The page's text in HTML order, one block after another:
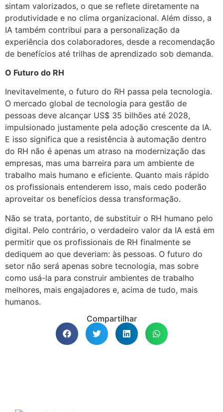
sintam valorizados, o que se reflete diretamente na
produtividade e no clima organizacional. Além disso, a
IA também contribui para a personalização da
experiência dos colaboradores, desde a recomendação
de benefícios até trilhas de aprendizado sob demanda.
O Futuro do RH
Inevitavelmente, o futuro do RH passa pela tecnologia.
O mercado global de tecnologia para gestão de
pessoas deve alcançar US$ 35 bilhões até 2028,
impulsionado justamente pela adoção crescente da IA.
E isso significa que a resistência à automação dentro
do RH não é apenas um atraso na modernização das
empresas, mas uma barreira para um ambiente de
trabalho mais humano e eficiente. Quanto mais rápido
os profissionais entenderem isso, mais cedo poderão
aproveitar os benefícios dessa transformação.
Não se trata, portanto, de substituir o RH humano pelo
digital. Pelo contrário, o verdadeiro valor da IA está em
permitir que os profissionais de RH finalmente se
dediquem ao que deveriam: às pessoas. O futuro do
setor não será apenas sobre tecnologia, mas sobre
como usá-la para construir ambientes de trabalho
melhores, mais engajadores e, acima de tudo, mais
humanos.
Compartilhar